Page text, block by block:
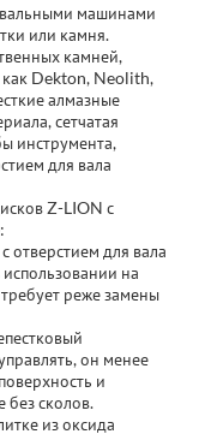
машинами
или камня.
камней,
Dekton, Neolith,
алмазные
сетчатая
инструмента,
для вала
Z-LION с
отверстием для вала
на
реже замены
он менее
и
без сколов.
из оксида